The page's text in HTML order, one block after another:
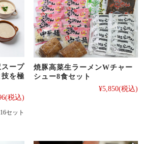
ープ
を極
(税込)
セット
焼豚高菜生ラーメンWチャー
シュー8食セット
¥5,850(税込)